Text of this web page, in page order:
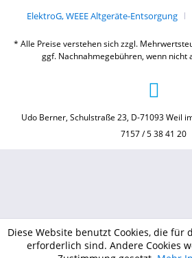
ElektroG, WEEE Altgeräte-Entsorgung
* Alle Preise verstehen sich zzgl.
ggf. Nachnahmegebühren, wenn nicht
Udo Berner, Schulstraße 23, D-71093 Weil
7157 / 5 38 41 20
Diese Website benutzt Cookies, die für
erforderlich sind. Andere Cookies